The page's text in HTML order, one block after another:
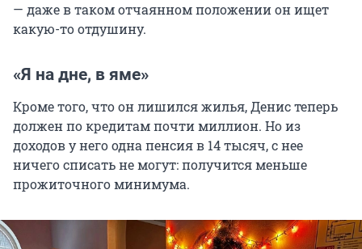
— даже в таком отчаянном положении он ищет
какую-то отдушину.
«Я на дне, в яме»
Кроме того, что он лишился жилья, Денис теперь
должен по кредитам почти миллион. Но из
доходов у него одна пенсия в 14 тысяч, с нее
ничего списать не могут: получится меньше
прожиточного минимума.